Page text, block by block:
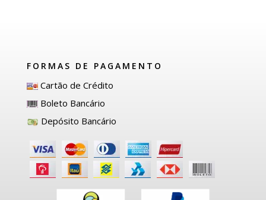
FORMAS DE PAGAMENTO
Cartão de Crédito
Boleto Bancário
Depósito Bancário